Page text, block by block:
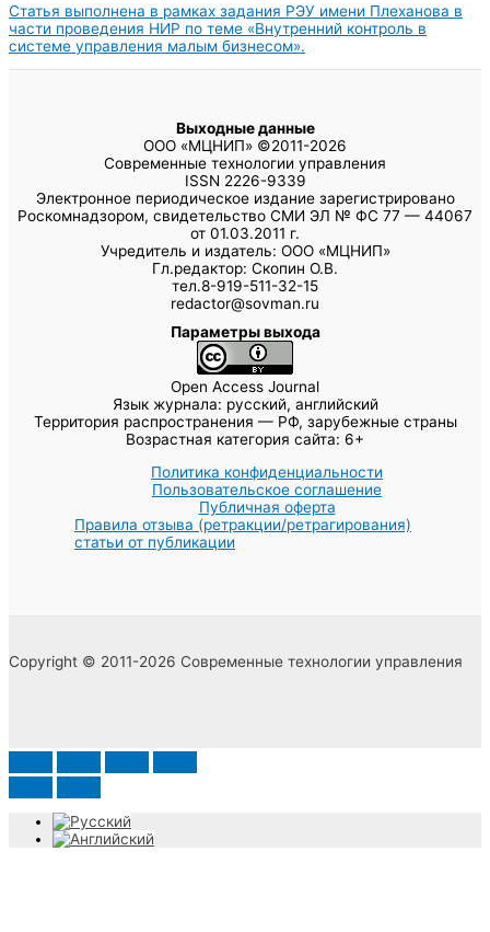
Статья выполнена в рамках задания РЭУ имени Плеханова в
части проведения НИР по теме «Внутренний контроль в
системе управления малым бизнесом».
Выходные данные
ООО «МЦНИП» ©2011-2026
Современные технологии управления
ISSN 2226-9339
Электронное периодическое издание зарегистрировано
Роскомнадзором, свидетельство СМИ ЭЛ № ФС 77 — 44067
от 01.03.2011 г.
Учредитель и издатель: ООО «МЦНИП»
Гл.редактор: Скопин О.В.
тел.8-919-511-32-15
redactor@sovman.ru
Параметры выхода
Open Access Journal
Язык журнала: русский, английский
Территория распространения — РФ, зарубежные страны
Возрастная категория сайта: 6+
Политика конфиденциальности
Пользовательское соглашение
Публичная оферта
Правила отзыва (ретракции/ретрагирования)
статьи от публикации
Copyright © 2011-2026 Современные технологии управления